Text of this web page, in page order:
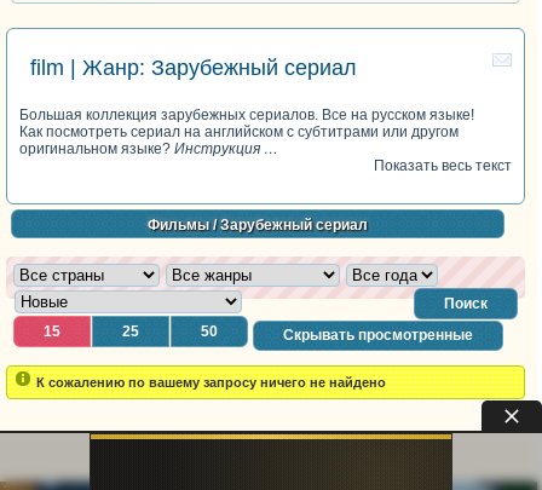
film | Жанр: Зарубежный сериал
Большая коллекция зарубежных сериалов. Все на русском языке!
Как посмотреть сериал на английском с субтитрами или другом
оригинальном языке? Инструкция …
Показать весь текст
Фильмы/ Зарубежный сериал
Поиск
15
25 50 Скрывать просмотренные
К сожалению по вашему запросу ничего не найдено